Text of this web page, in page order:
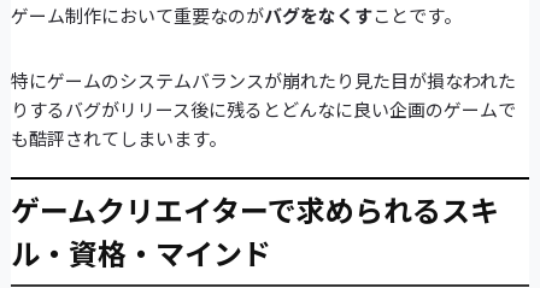
ゲーム制作において重要なのがバグをなくすことです。
特にゲームのシステムバランスが崩れたり見た目が損なわれた
りするバグがリリース後に残るとどんなに良い企画のゲームで
も酷評されてしまいます。
ゲームクリエイターで求められるスキ
ル・資格・マインド